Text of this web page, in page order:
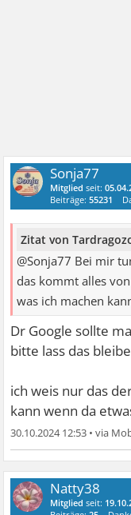
Sonja77
Mitglied seit:
Beiträge:55231
Zitat von
@Sonja77 Bei mir
das kommt alles
was ich machen
Dr Google sollte
bitte lass das
ich weis nur das
kann wenn da
30.10.2024 12:53 •
Natty38
Mitglied seit: